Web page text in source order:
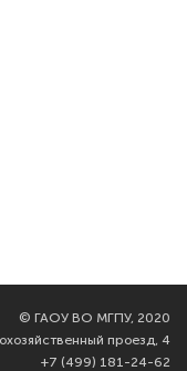
© ГАОУ ВО МГПУ, 2020
проезд, 4
+7 (499) 181-24-62